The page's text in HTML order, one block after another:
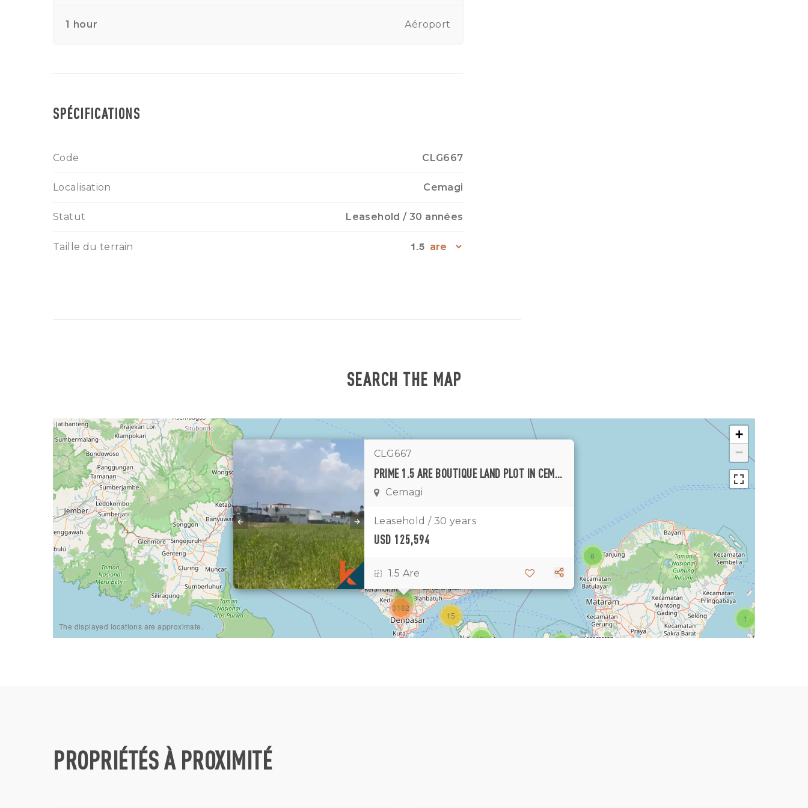
1 hour Aéroport
SPÉCIFICATIONS
Code CLG667
Localisation Cemagi
Statut Leasehold/ 30 années
Taille du terrain 1.5
SEARCH THE MAP
1
1
1
1
3
6
15
3182
CLG667
PRIME 1.5 ARE BOUTIQUE LAND PLOT IN CEMAGI
Cemagi
Leasehold / 30 years
USD 125,594
1.5 Are
+
−
The displayed locations are approximate.
PROPRIÉTÉS À PROXIMITÉ